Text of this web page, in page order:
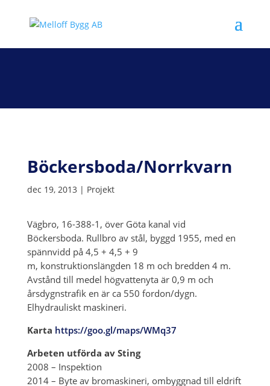
Böckersboda/Norrkvarn
dec 19, 2013 | Projekt
Vägbro, 16-388-1, över Göta kanal vid
Böckersboda. Rullbro av stål, byggd 1955, med en
spännvidd på 4,5 + 4,5 + 9
m, konstruktionslängden 18 m och bredden 4 m.
Avstånd till medel högvattenyta är 0,9 m och
årsdygnstrafik en är ca 550 fordon/dygn.
Elhydrauliskt maskineri.
Karta https://goo.gl/maps/WMq37
Arbeten utförda av Sting
2008 – Inspektion
2014 – Byte av bromaskineri, ombyggnad till eldrift